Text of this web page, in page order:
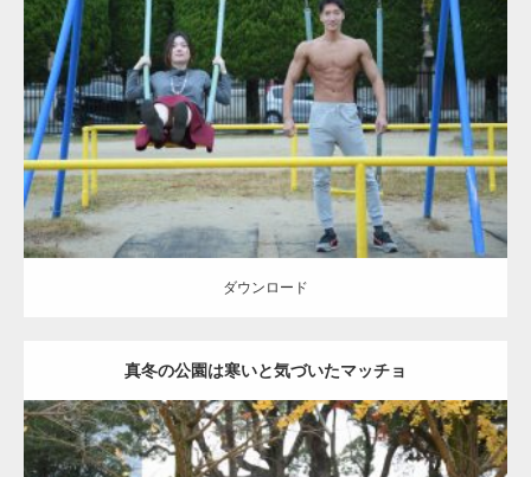
Update: 2021.07.6
Category:公園のマッチョ その他 AKIHITO(細マッチョ) 腹筋 大胸筋
ダウンロード
ダウンロード
真冬の公園は寒いと気づいたマッチョ